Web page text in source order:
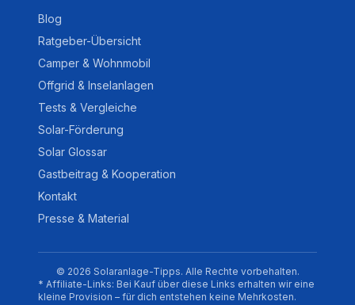
Blog
Ratgeber-Übersicht
Camper & Wohnmobil
Offgrid & Inselanlagen
Tests & Vergleiche
Solar-Förderung
Solar Glossar
Gastbeitrag & Kooperation
Kontakt
Presse & Material
© 2026 Solaranlage-Tipps. Alle Rechte vorbehalten.
* Affiliate-Links: Bei Kauf über diese Links erhalten wir eine
kleine Provision – für dich entstehen keine Mehrkosten.